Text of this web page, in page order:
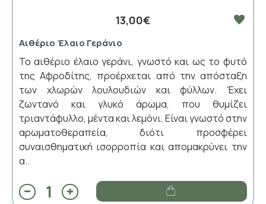
13,00€
Αιθέριο Έλαιο Γεράνιο
Το αιθέριο έλαιο γεράνι, γνωστό και ως το φυτό
της Αφροδίτης, προέρχεται από την απόσταξη
των χλωρών λουλουδιών και φύλλων. Έχει
ζωντανό και γλυκό άρωμα, που θυμίζει
τριαντάφυλλο, μέντα και λεμόνι. Είναι γνωστό στην
αρωματοθεραπεία, διότι προσφέρει
συναισθηματική ισορροπία και απομακρύνει την
α..